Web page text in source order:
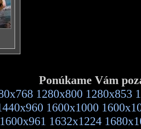
Ponúkame Vám
1280x800 1280x853
1600x1000
1600x961 1632x1224